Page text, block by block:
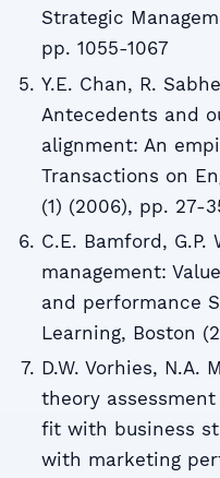
Strategic
pp. 1055-1067
Y.E. Chan, R.
Antecedents and
alignment: An
Transactions on
(1) (2006), pp. 27-
C.E. Bamford, G.P.
management:
and performance
Learning, Boston
D.W. Vorhies, N.A.
theory
fit with business
with marketing